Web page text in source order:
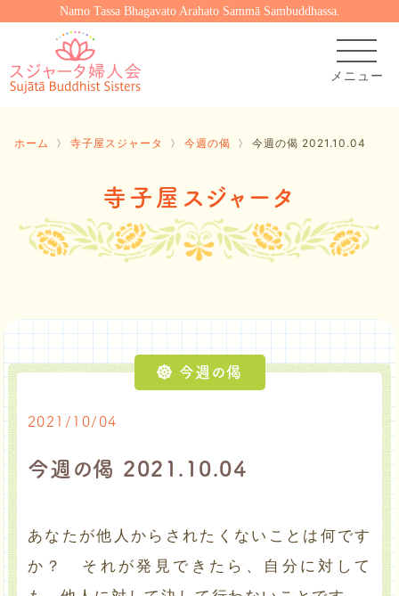
Namo Tassa Bhagavato Arahato Sammā Sambuddhassa.
ホーム 〉 寺子屋スジャータ 〉 今週の偈 〉 今週の偈 2021.10.04
寺子屋スジャータ
2021/10/04
今週の偈
今週の偈 2021.10.04
あなたが他人からされたくないことは何です
か？ それが発見できたら、自分に対して